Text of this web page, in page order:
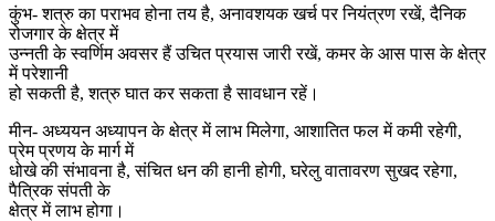
कुंभ- शत्रु का पराभव होना तय है, अनावशयक खर्च पर नियंत्रण रखें, दैनिक
रोजगार के क्षेत्र में
उन्नती के स्वर्णिम अवसर हैं उचित प्रयास जारी रखें, कमर के आस पास के क्षेत्र
में परेशानी
हो सकती है, शत्रु घात कर सकता है सावधान रहें।
मीन- अध्ययन अध्यापन के क्षेत्र में लाभ मिलेगा, आशातित फल में कमी रहेगी,
प्रेम प्रणय के मार्ग में
धोखे की संभावना है, संचित धन की हानी होगी, घरेलु वातावरण सुखद रहेगा,
पैत्रिक संपती के
क्षेत्र में लाभ होगा।